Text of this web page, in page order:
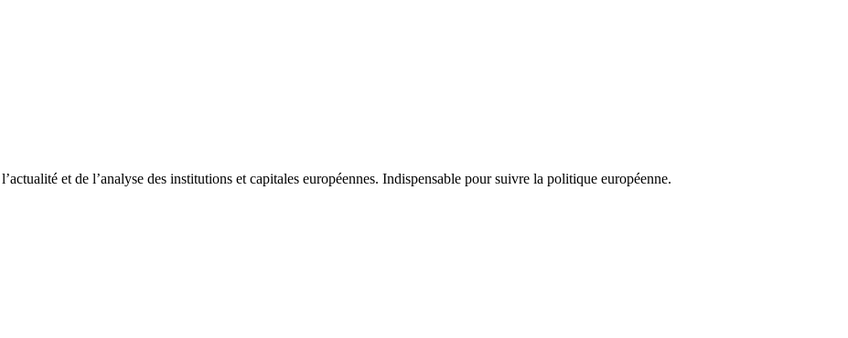
et de l’analyse des institutions et capitales européennes. Indispensable pour suivre la politique européenne.